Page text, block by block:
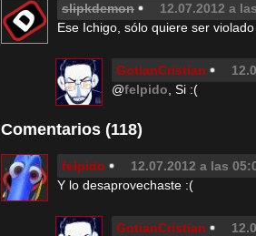
slipkdemon 12.07.2012 a
Ese Ichigo, sólo quiere ser violado
GotianCristian
@felpido , Si :(
Comentarios (118)
felpido 12.07.2012 a las
Y lo desaprovechaste :(
GotianCristian